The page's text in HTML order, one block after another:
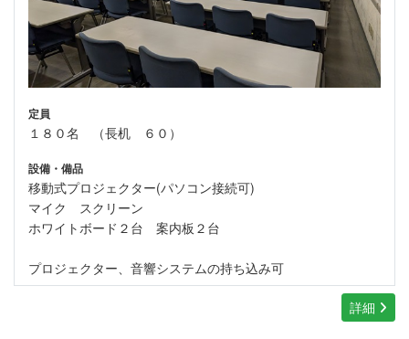
定員
１８０名 （長机 ６０）
設備・備品
移動式プロジェクター(パソコン接続可)
マイク スクリーン
ホワイトボード２台 案内板２台
プロジェクター、音響システムの持ち込み可
詳細